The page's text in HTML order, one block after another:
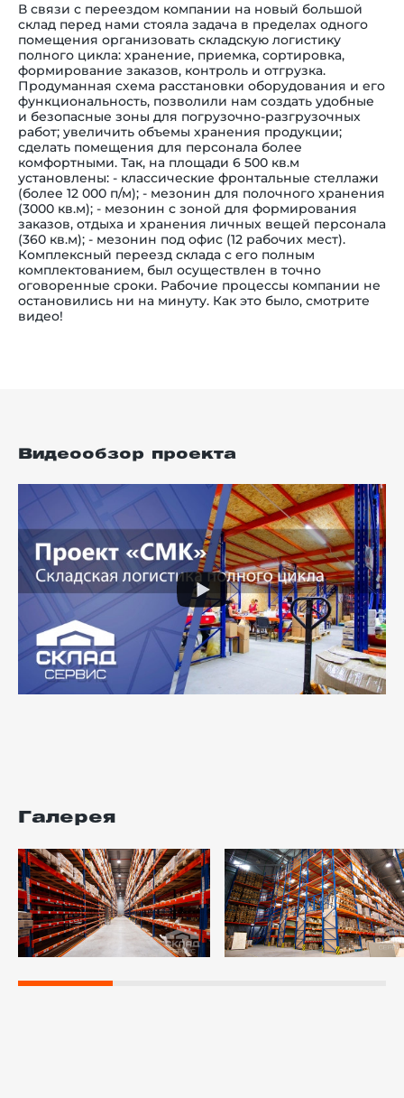
В связи с переездом компании на новый большой
склад перед нами стояла задача в пределах одного
помещения организовать складскую логистику
полного цикла: хранение, приемка, сортировка,
формирование заказов, контроль и отгрузка.
Продуманная схема расстановки оборудования и его
функциональность, позволили нам создать удобные
и безопасные зоны для погрузочно-разгрузочных
работ; увеличить объемы хранения продукции;
сделать помещения для персонала более
комфортными. Так, на площади 6 500 кв.м
установлены: - классические фронтальные стеллажи
(более 12 000 п/м); - мезонин для полочного хранения
(3000 кв.м); - мезонин с зоной для формирования
заказов, отдыха и хранения личных вещей персонала
(360 кв.м); - мезонин под офис (12 рабочих мест).
Комплексный переезд склада с его полным
комплектованием, был осуществлен в точно
оговоренные сроки. Рабочие процессы компании не
остановились ни на минуту. Как это было, смотрите
видео!
Видеообзор проекта
Галерея